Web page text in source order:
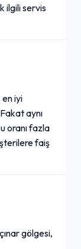
ilgili servis
iyi
aynı
oranı fazla
faiş
gölgesi,